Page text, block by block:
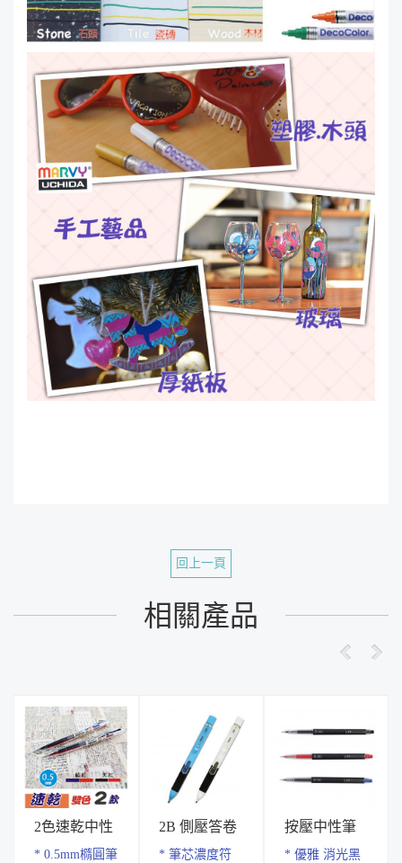
回上一頁
相關產品
2色速乾中性
筆
* 0.5mm橢圓筆
2B 側壓答卷
筆
* 筆芯濃度符
按壓中性筆
0.5mm
* 優雅 消光黑